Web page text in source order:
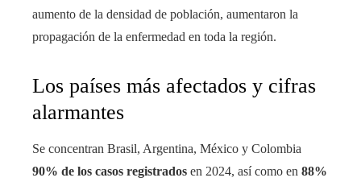
aumento de la densidad de población, aumentaron la
propagación de la enfermedad en toda la región.
Los países más afectados y cifras
alarmantes
Se concentran Brasil, Argentina, México y Colombia
90% de los casos registrados en 2024, así como en 88%